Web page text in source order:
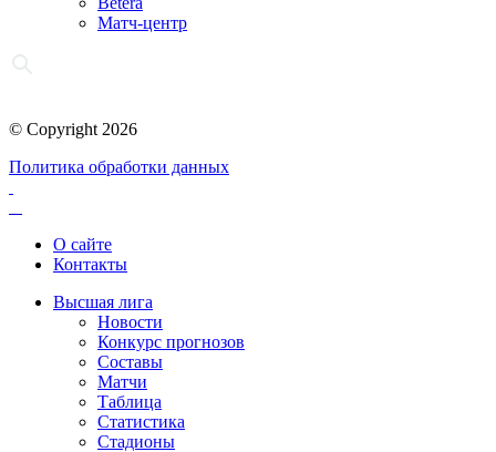
Матч-центр
© Copyright 2026
Политика обработки данных
О сайте
Контакты
Высшая лига
Новости
Конкурс прогнозов
Составы
Матчи
Таблица
Статистика
Стадионы